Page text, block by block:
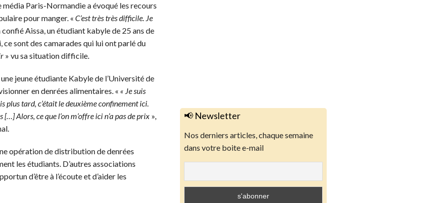
Paris-Normandie a évoqué les recours
pour manger. «C’est très très difficile. Je
confié Aissa, un étudiant kabyle de 25 ans de
ce sont des camarades qui lui ont parlé du
» vu sa situation difficile.
jeune étudiante Kabyle de l’Université de
en denrées alimentaires. « « Je suis
plus tard, c’était le deuxième confinement ici.
Alors, ce que l’on m’offre ici n’a pas de prix »,
opération de distribution de denrées
les étudiants. D’autres associations
d’être à l’écoute et d’aider les
📢 Newsletter
Nos derniers articles, chaque semaine
dans votre boite e-mail